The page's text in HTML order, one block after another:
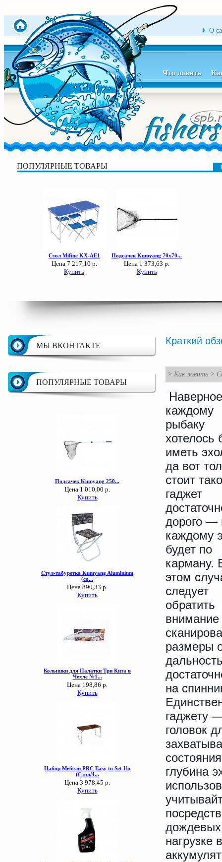
О
Что ловить
ПОПУЛЯРНЫЕ ТОВАРЫ
МЫ ВКОНТАКТЕ
ПОПУЛЯРНЫЕ ТОВАРЫ
Краткий
> Как ловить >
каждому
рыбаку
хотелось
иметь
да вот
стоит
гаджет
дорого —
каждому
будет по
карману.
этом
следует
обратить
размеры
на
гаджету
головок
глубина
нагрузке